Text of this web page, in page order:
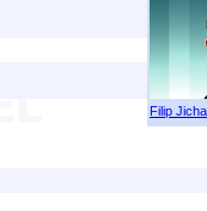
Filip Jicha